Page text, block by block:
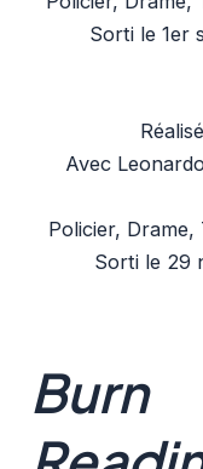
Sorti le 1er
Avec
Policier,
Sorti le 29